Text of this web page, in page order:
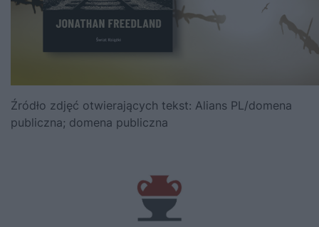
Źródło zdjęć otwierających tekst: Alians PL/domena
publiczna; domena publiczna